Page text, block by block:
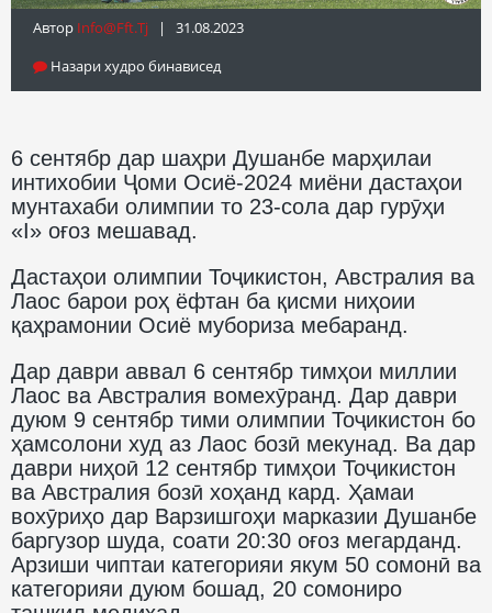
Автор Info@fft.tj | 31.08.2023
Назари худро бинависед
6 сентябр дар шаҳри Душанбе марҳилаи
интихобии Ҷоми Осиё-2024 миёни дастаҳои
мунтахаби олимпии то 23-сола дар гурӯҳи
«I» оғоз мешавад.
Дастаҳои олимпии Тоҷикистон, Австралия ва
Лаос барои роҳ ёфтан ба қисми ниҳоии
қаҳрамонии Осиё мубориза мебаранд.
Дар даври аввал 6 сентябр тимҳои миллии
Лаос ва Австралия вомехӯранд. Дар даври
дуюм 9 сентябр тими олимпии Тоҷикистон бо
ҳамсолони худ аз Лаос бозӣ мекунад. Ва дар
даври ниҳоӣ 12 сентябр тимҳои Тоҷикистон
ва Австралия бозӣ хоҳанд кард. Ҳамаи
вохӯриҳо дар Варзишгоҳи марказии Душанбе
баргузор шуда, соати 20:30 оғоз мегарданд.
Арзиши чиптаи категорияи якум 50 сомонӣ ва
категорияи дуюм бошад, 20 сомониро